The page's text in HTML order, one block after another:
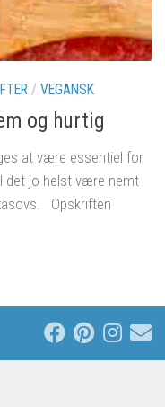
/ VEGANSK
og hurtig
at være essentiel for
det jo helst være nemt
Opskriften